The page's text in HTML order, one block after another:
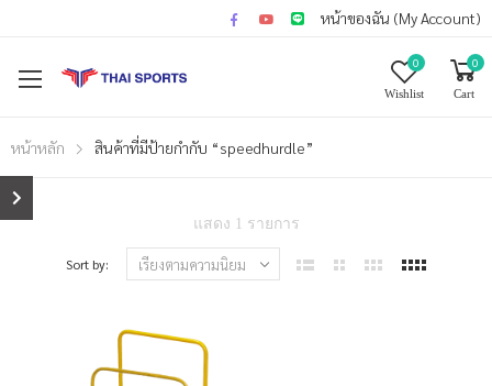
หน้าของฉัน (My Account)
0
Wishlist
0
Cart
หน้าหลัก สินค้าที่มีป้ายกำกับ “speedhurdle”
แสดง 1 รายการ
Sort by: